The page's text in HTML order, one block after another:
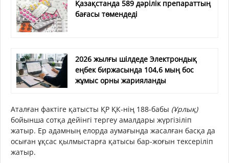
Қазақстанда 589 дәрілік препараттың
бағасы төмендеді
2026 жылғы шілдеде Электрондық
еңбек биржасында 104,6 мың бос
жұмыс орны жарияланды
Аталған фактіге қатысты ҚР ҚК-нің 188-бабы (Ұрлық)
бойынша сотқа дейінгі тергеу амалдары жүргізіліп
жатыр. Ер адамның елорда аумағында жасалған басқа да
осыған ұқсас қылмыстарға қатысы бар-жоғын тексеріліп
жатыр.